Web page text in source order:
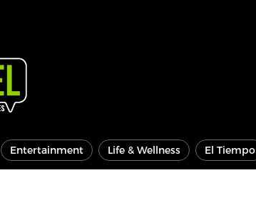
Entertainment Life & Wellness El Tiempo